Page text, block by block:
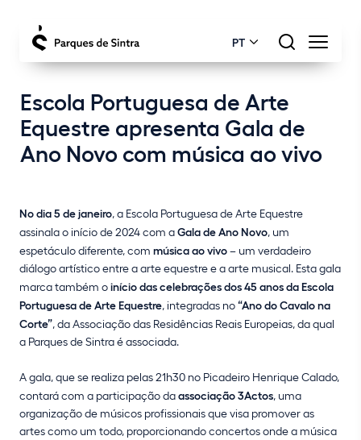
PT
Escola Portuguesa de Arte
Equestre apresenta Gala de
Ano Novo com música ao vivo
No dia 5 de janeiro, a Escola Portuguesa de Arte Equestre
assinala o início de 2024 com aGala de Ano Novo, um
espetáculo diferente, com música ao vivo– um verdadeiro
diálogo artístico entre a arte equestre e a arte musical. Esta gala
marca também oinício das celebrações dos 45 anos da Escola
Portuguesa de Arte Equestre, integradas no“Ano do Cavalo na
Corte”, da Associação das Residências Reais Europeias, da qual
a Parques de Sintra é associada.
A gala, que se realiza pelas 21h30 no Picadeiro Henrique Calado,
contará com a participação daassociação 3Actos, uma
organização de músicos profissionais que visa promover as
artes como um todo, proporcionando concertos onde a música